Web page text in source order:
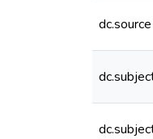
dc.source